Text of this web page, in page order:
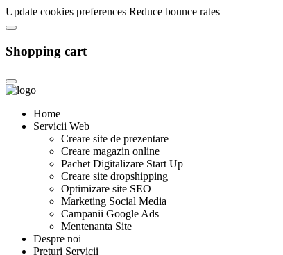
Update cookies preferences Reduce bounce rates
Shopping cart
Home
Servicii Web
Creare site de prezentare
Creare magazin online
Pachet Digitalizare Start Up
Creare site dropshipping
Optimizare site SEO
Marketing Social Media
Campanii Google Ads
Mentenanta Site
Despre noi
Preturi Servicii